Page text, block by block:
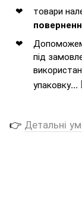
товари
під
упаковку...
👉 Детальні